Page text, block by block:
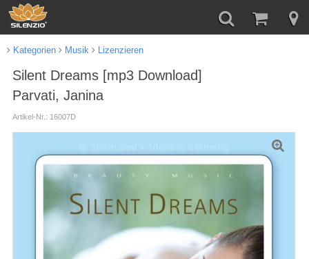
Kategorien Musik Lizenzieren
Silent Dreams [mp3 Download]
Parvati, Janina
Artikel-Nr.: 16007D